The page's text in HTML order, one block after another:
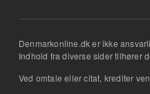
Denmarkonline.dk er ikke
Indhold fra diverse sider tilhører
Ved omtale eller citat, krediter